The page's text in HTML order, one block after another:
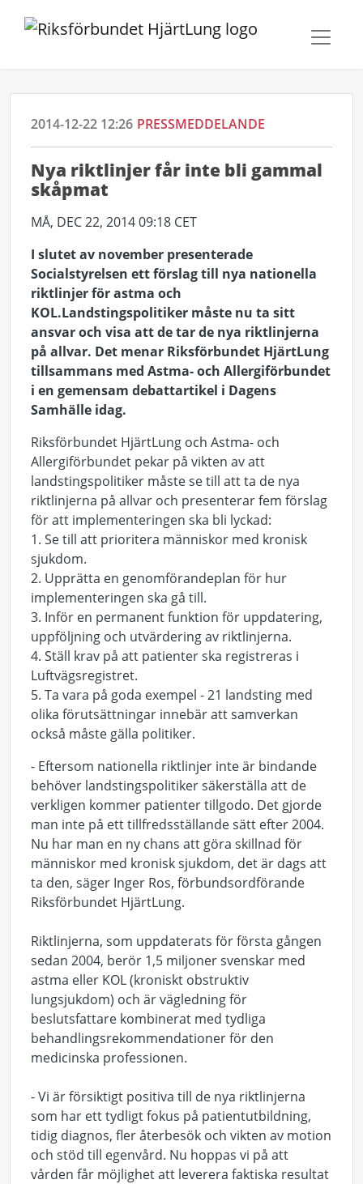
2014-12-22 12:26 PRESSMEDDELANDE
Nya riktlinjer får inte bli gammal
skåpmat
MÅ, DEC 22, 2014 09:18 CET
I slutet av november presenterade
Socialstyrelsen ett förslag till nya nationella
riktlinjer för astma och
KOL.Landstingspolitiker måste nu ta sitt
ansvar och visa att de tar de nya riktlinjerna
på allvar. Det menar Riksförbundet HjärtLung
tillsammans med Astma- och Allergiförbundet
i en gemensam debattartikel i Dagens
Samhälle idag.
Riksförbundet HjärtLung och Astma- och
Allergiförbundet pekar på vikten av att
landstingspolitiker måste se till att ta de nya
riktlinjerna på allvar och presenterar fem förslag
för att implementeringen ska bli lyckad:
1. Se till att prioritera människor med kronisk
sjukdom.
2. Upprätta en genomförandeplan för hur
implementeringen ska gå till.
3. Inför en permanent funktion för uppdatering,
uppföljning och utvärdering av riktlinjerna.
4. Ställ krav på att patienter ska registreras i
Luftvägsregistret.
5. Ta vara på goda exempel - 21 landsting med
olika förutsättningar innebär att samverkan
också måste gälla politiker.
- Eftersom nationella riktlinjer inte är bindande
behöver landstingspolitiker säkerställa att de
verkligen kommer patienter tillgodo. Det gjorde
man inte på ett tillfredsställande sätt efter 2004.
Nu har man en ny chans att göra skillnad för
människor med kronisk sjukdom, det är dags att
ta den, säger Inger Ros, förbundsordförande
Riksförbundet HjärtLung.
Riktlinjerna, som uppdaterats för första gången
sedan 2004, berör 1,5 miljoner svenskar med
astma eller KOL (kroniskt obstruktiv
lungsjukdom) och är vägledning för
beslutsfattare kombinerat med tydliga
behandlingsrekommendationer för den
medicinska professionen.
- Vi är försiktigt positiva till de nya riktlinjerna
som har ett tydligt fokus på patientutbildning,
tidig diagnos, fler återbesök och vikten av motion
och stöd till egenvård. Nu hoppas vi på att
vården får möjlighet att leverera faktiska resultat